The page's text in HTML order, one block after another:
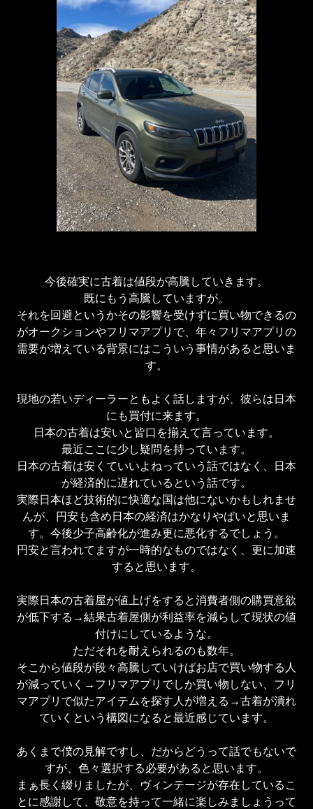
今後確実に古着は値段が高騰していきます。
既にもう高騰していますが。
それを回避というかその影響を受けずに買い物できるの
がオークションやフリマアプリで、年々フリマアプリの
需要が増えている背景にはこういう事情があると思いま
す。
現地の若いディーラーともよく話しますが、彼らは日本
にも買付に来ます。
日本の古着は安いと皆口を揃えて言っています。
最近ここに少し疑問を持っています。
日本の古着は安くていいよねっていう話ではなく、日本
が経済的に遅れているという話です。
実際日本ほど技術的に快適な国は他にないかもしれませ
んが、円安も含め日本の経済はかなりやばいと思いま
す。今後少子高齢化が進み更に悪化するでしょう。
円安と言われてますが一時的なものではなく、更に加速
すると思います。
実際日本の古着屋が値上げをすると消費者側の購買意欲
が低下する→結果古着屋側が利益率を減らして現状の値
付けにしているような。
ただそれを耐えられるのも数年。
そこから値段が段々高騰していけばお店で買い物する人
が減っていく→フリマアプリでしか買い物しない、フリ
マアプリで似たアイテムを探す人が増える→古着が潰れ
ていくという構図になると最近感じています。
あくまで僕の見解ですし、だからどうって話でもないで
すが、色々選択する必要があると思います。
まぁ長く綴りましたが、ヴィンテージが存在しているこ
とに感謝して、敬意を持って一緒に楽しみましょうって